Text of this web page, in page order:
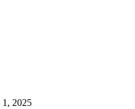
1, 2025